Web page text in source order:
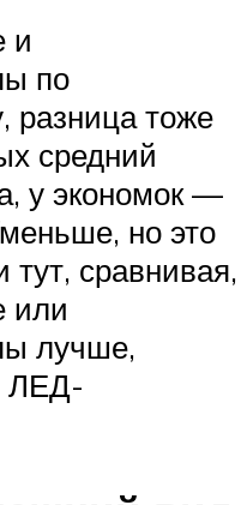
и
по
разница тоже
средний
у экономок —
но это
тут, сравнивая,
или
лучше,
ЛЕД-